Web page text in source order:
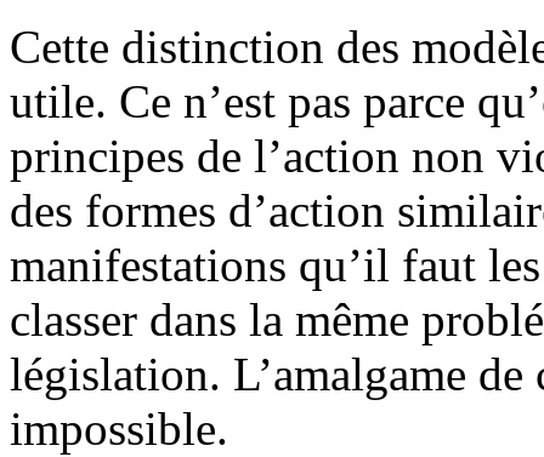
Cette distinction des
utile. Ce n’est pas parce
principes de l’action non
des formes d’action
manifestations qu’il faut
classer dans la même
législation. L’amalgame de
impossible.